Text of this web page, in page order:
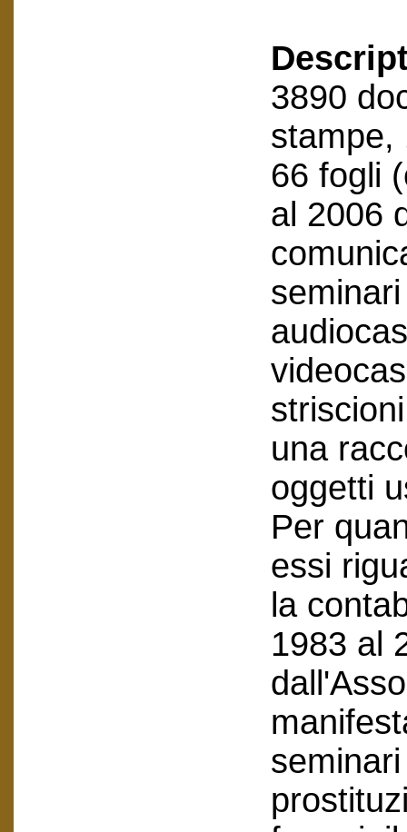
3890
stampe,
66 fogli
al 2006
una
oggetti
Per
essi
la
1983 al